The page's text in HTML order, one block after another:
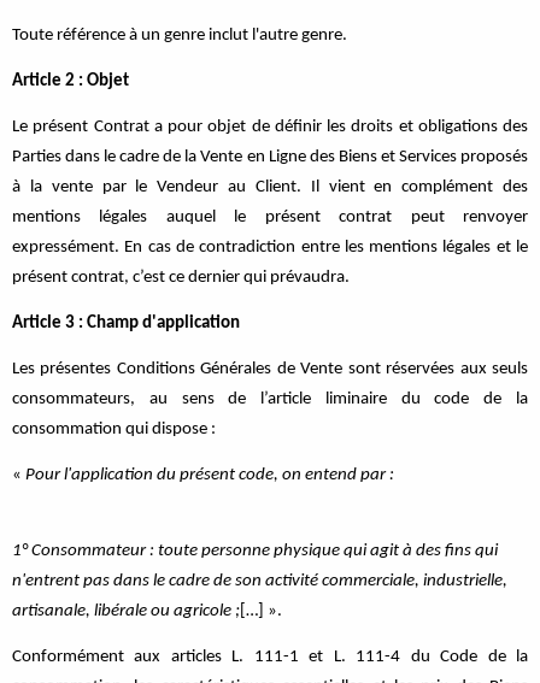
Toute référence à un genre inclut l'autre genre.
Article 2 : Objet
Le présent Contrat a pour objet de définir les droits et obligations des
Parties dans le cadre de la Vente en Ligne des Biens et Services proposés
à la vente par le Vendeur au Client. Il vient en complément des
mentions légales auquel le présent contrat peut renvoyer
expressément. En cas de contradiction entre les mentions légales et le
présent contrat, c’est ce dernier qui prévaudra.
Article 3 : Champ d'application
Les présentes Conditions Générales de Vente sont réservées aux seuls
consommateurs, au sens de l’article liminaire du code de la
consommation qui dispose :
« Pour l'application du présent code, on entend par :
1° Consommateur : toute personne physique qui agit à des fins qui
n'entrent pas dans le cadre de son activité commerciale, industrielle,
artisanale, libérale ou agricole ; […] ».
Conformément aux articles L. 111-1 et L. 111-4 du Code de la